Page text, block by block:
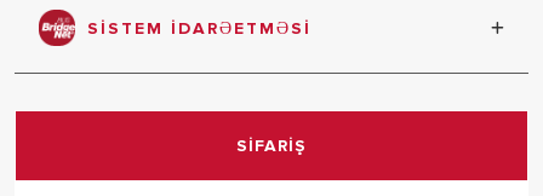
SISTEM IDARƏETMƏSI
Sistemin tam idarə olunmasını təmin etmək üçün yeni
SİFARİŞ